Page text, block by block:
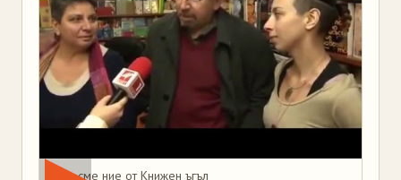
Това сме ние от Книжен ъгъл